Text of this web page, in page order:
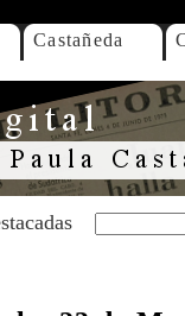
Castañeda